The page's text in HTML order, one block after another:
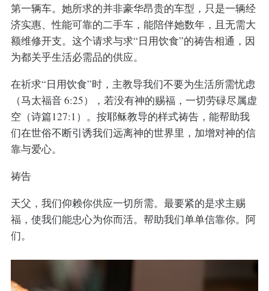
第一辆车。她所求的并非豪华昂贵的车型，只是一辆经
济实惠、性能可靠的二手车，能陪伴她数年，且无需大
额维修开支。这个请求与求“日用饮食”的祷告相通，因
为都关乎生活必需品的供应。
在祈求“日用饮食”时，主教导我们不要为生活所需忧虑
（马太福音 6:25），若没有神的赐福，一切劳碌尽属虚
空（诗篇127:1）。按耶稣教导的样式祷告，能帮助我
们在世俗不断引诱我们远离神的世界里，加增对神的信
靠与爱心。
祷告
天父，我们仰赖你供应一切所需。最要紧的是求主赐
福，使我们能忠心为你而活。帮助我们单单信靠你。阿
们。